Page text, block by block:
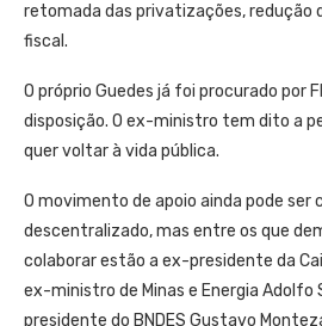
retomada das privatizações, redução
fiscal.
O próprio Guedes já foi procurado por
disposição. O ex-ministro tem dito a
quer voltar à vida pública.
O movimento de apoio ainda pode ser
descentralizado, mas entre os que
colaborar estão a ex-presidente da
ex-ministro de Minas e Energia Adolfo
presidente do BNDES Gustavo